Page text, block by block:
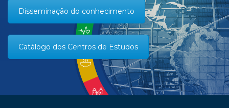
Disseminação do conhecimento
Catálogo dos Centros de Estudos